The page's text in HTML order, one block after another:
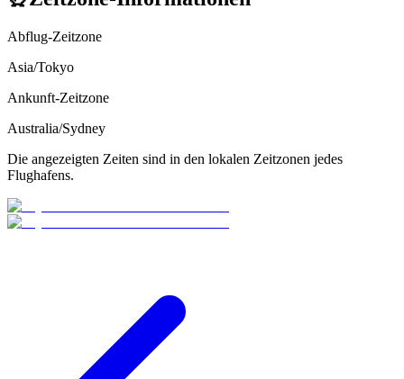
Abflug-Zeitzone
Asia/Tokyo
Ankunft-Zeitzone
Australia/Sydney
Die angezeigten Zeiten sind in den lokalen Zeitzonen jedes
Flughafens.